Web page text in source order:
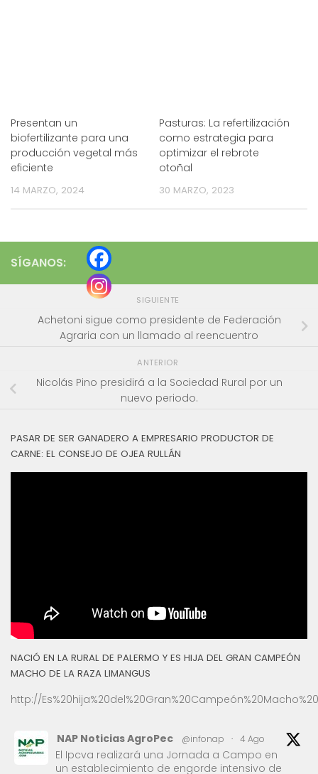
Presentan un
biofertilizante para una
producción vegetal más
eficiente
14 MARZO, 2024
Pasturas: La refertilización
como estrategia para
optimizar el rebrote
otoñal
30 MARZO, 2023
SÍGANOS:
SIGUIENTE
Achetoni sigue como presidente de Federación
Agraria con un llamado al reencuentro
ANTERIOR
Nicolás Pino presidirá a la Sociedad Rural por un
nuevo periodo.
PASAR DE SER GANADERO A EMPRESARIO PRODUCTOR DE
CARNE: EL CONSEJO DE OJEA RULLÁN
NACIÓ EN LA RURAL DE PALERMO Y ES HIJA DEL GRAN CAMPEÓN
MACHO DE LA RAZA LIMANGUS
http://
NAP Noticias AgroPec @infonap · 4 Ago
El Ipcva realizará una Jornada a Campo en
un establecimiento de engorde intensivo de